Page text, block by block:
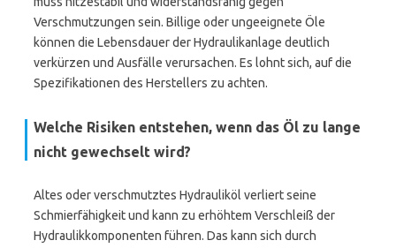
Verschmutzungen sein. Billige oder ungeeignete Öle
können die Lebensdauer der Hydraulikanlage deutlich
verkürzen und Ausfälle verursachen. Es lohnt sich, auf die
Spezifikationen des Herstellers zu achten.
Welche Risiken entstehen, wenn das Öl zu lange
nicht gewechselt wird?
Altes oder verschmutztes Hydrauliköl verliert seine
Schmierfähigkeit und kann zu erhöhtem Verschleiß der
Hydraulikkomponenten führen. Das kann sich durch